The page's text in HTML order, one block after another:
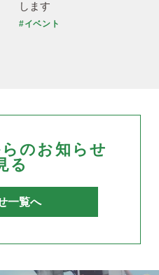
します
#イベント
のお知らせ
る
一覧へ